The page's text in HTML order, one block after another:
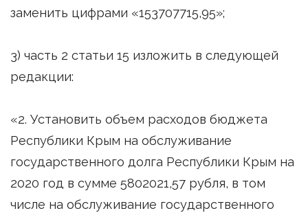
заменить цифрами «153707715,95»;
3) часть 2 статьи 15 изложить в следующей
редакции:
«2. Установить объем расходов бюджета
Республики Крым на обслуживание
государственного долга Республики Крым на
2020 год в сумме 5802021,57 рубля, в том
числе на обслуживание государственного